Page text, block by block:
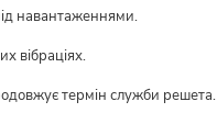
навантаженнями.
вібраціях.
термін служби решета.